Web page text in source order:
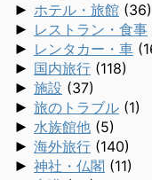
► ホテル・旅館 (36)
► レストラン・食事
► レンタカー・車
► 国内旅行 (118)
► 施設 (37)
► 旅のトラブル (1)
► 水族館他 (5)
► 海外旅行 (140)
► 神社・仏閣 (11)